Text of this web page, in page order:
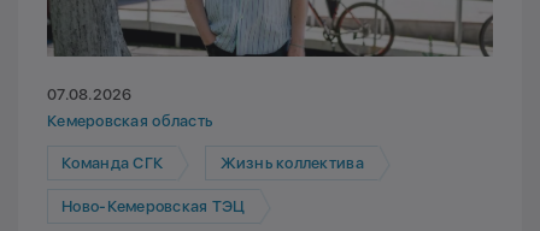
07.08.2026
Кемеровская область
Команда СГК Жизнь коллектива
Ново-Кемеровская ТЭЦ